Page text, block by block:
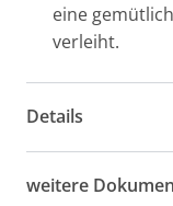
eine
verleiht.
Details
weitere